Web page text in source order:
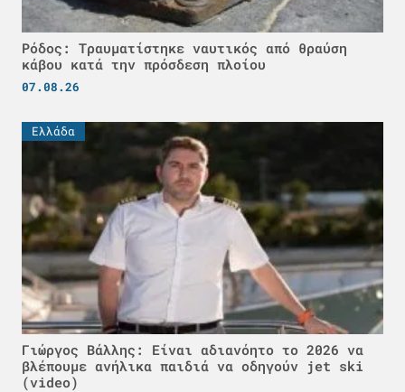
Ρόδος: Τραυματίστηκε ναυτικός από θραύση
κάβου κατά την πρόσδεση πλοίου
07.08.26
Ελλάδα
Γιώργος Βάλλης: Είναι αδιανόητο το 2026 να
βλέπουμε ανήλικα παιδιά να οδηγούν jet ski
(video)